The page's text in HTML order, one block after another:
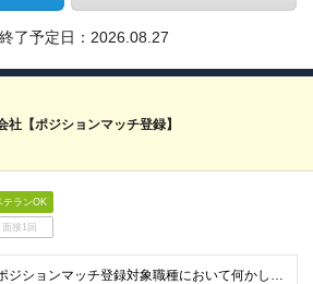
了予定日： 2026.08.27
社【ポジションマッチ登録】
テランOK
面接1回
■ポジションマッチ登録対象職種において何かしらの知識・経験を有する方 【活かせる経験・スキル】 ポジションマッチ登録対象職種に関連する知識・経験 ※該当ポジションが数多く存在する為、様々な経験が活